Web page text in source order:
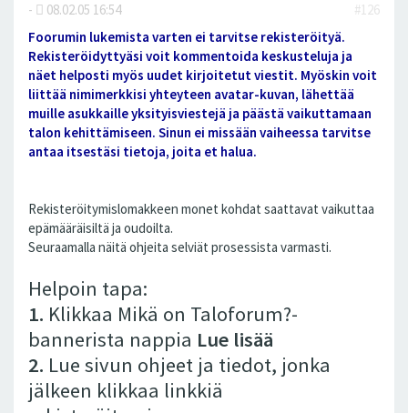
- 08.02.05 16:54
#126
Foorumin lukemista varten ei tarvitse rekisteröityä.
Rekisteröidyttyäsi voit kommentoida keskusteluja ja
näet helposti myös uudet kirjoitetut viestit. Myöskin voit
liittää nimimerkkisi yhteyteen avatar-kuvan, lähettää
muille asukkaille yksityisviestejä ja päästä vaikuttamaan
talon kehittämiseen. Sinun ei missään vaiheessa tarvitse
antaa itsestäsi tietoja, joita et halua.
Rekisteröitymislomakkeen monet kohdat saattavat vaikuttaa
epämääräisiltä ja oudoilta.
Seuraamalla näitä ohjeita selviät prosessista varmasti.
Helpoin tapa:
1. Klikkaa Mikä on Taloforum?-
bannerista nappia Lue lisää
2. Lue sivun ohjeet ja tiedot, jonka
jälkeen klikkaa linkkiä